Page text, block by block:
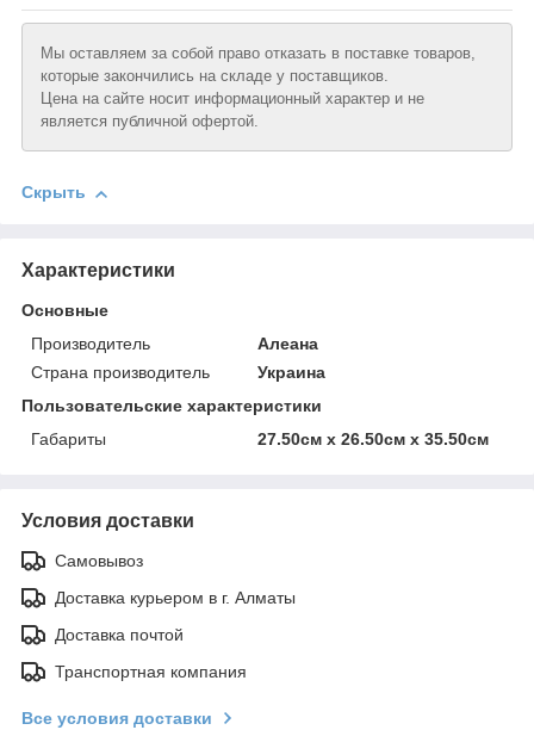
Мы оставляем за собой право отказать в поставке товаров,
которые закончились на складе у поставщиков.
Цена на сайте носит информационный характер и не
является публичной офертой.
Скрыть
Характеристики
Основные
Производитель
Алеана
Страна производитель
Украина
Пользовательские характеристики
Габариты
27.50см х 26.50см х 35.50см
Условия доставки
Самовывоз
Доставка курьером в г. Алматы
Доставка почтой
Транспортная компания
Все условия доставки